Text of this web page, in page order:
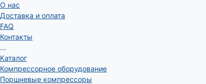
О нас
Доставка и оплата
FAQ
Контакты
...
Каталог
Компрессорное оборудование
Поршневые компрессоры